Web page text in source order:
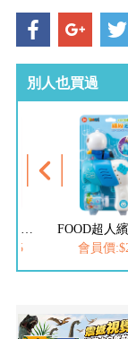
別人也買過
恐龍大
會員價